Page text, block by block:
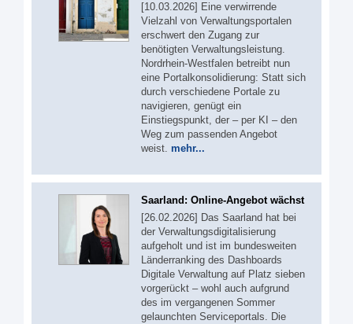
[10.03.2026] Eine verwirrende
Vielzahl von Verwaltungsportalen
erschwert den Zugang zur
benötigten Verwaltungsleistung.
Nordrhein-Westfalen betreibt nun
eine Portalkonsolidierung: Statt sich
durch verschiedene Portale zu
navigieren, genügt ein
Einstiegspunkt, der – per KI – den
Weg zum passenden Angebot
weist. mehr...
Saarland: Online-Angebot wächst
[26.02.2026] Das Saarland hat bei
der Verwaltungsdigitalisierung
aufgeholt und ist im bundesweiten
Länderranking des Dashboards
Digitale Verwaltung auf Platz sieben
vorgerückt – wohl auch aufgrund
des im vergangenen Sommer
gelaunchten Serviceportals. Die